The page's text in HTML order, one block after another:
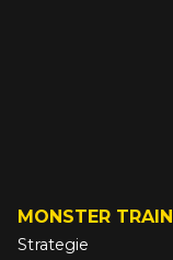
MONSTER TRAIN
Strategie